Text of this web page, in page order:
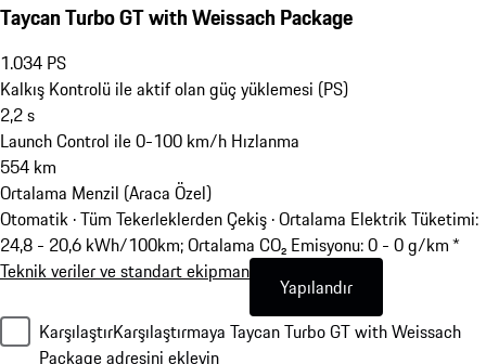
Taycan Turbo GT with Weissach Package
1.034 PS
Kalkış Kontrolü ile aktif olan güç yüklemesi (PS)
2,2s
Launch Control ile 0-100 km/h Hızlanma
554 km
Ortalama Menzil (Araca Özel)
Otomatik · Tüm Tekerleklerden Çekiş ·Ortalama Elektrik Tüketimi:
24,8 - 20,6 kWh/100km; Ortalama CO₂ Emisyonu: 0 - 0 g/km *
Teknik veriler ve standart ekipman
Yapılandır
KarşılaştırKarşılaştırmaya Taycan Turbo GT with Weissach
Package adresini ekleyin